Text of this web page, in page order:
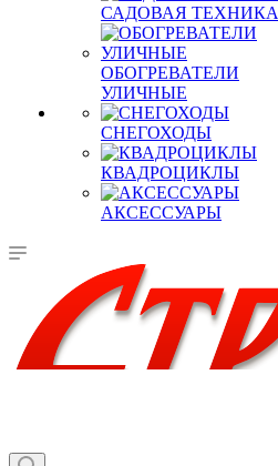
САДОВАЯ ТЕХНИКА
ОБОГРЕВАТЕЛИ
УЛИЧНЫЕ
СНЕГОХОДЫ
КВАДРОЦИКЛЫ
АКСЕССУАРЫ